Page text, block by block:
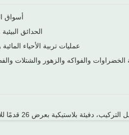
أسواق
الحدائق البيئية
عمليات تربية الأحياء
الخضراوات والفواكه والزهور والشتلات